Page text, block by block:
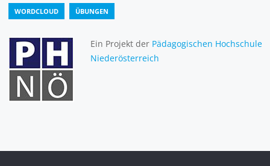
WORDCLOUD ÜBUNGEN
Ein Projekt der Pädagogischen Hochschule
Niederösterreich